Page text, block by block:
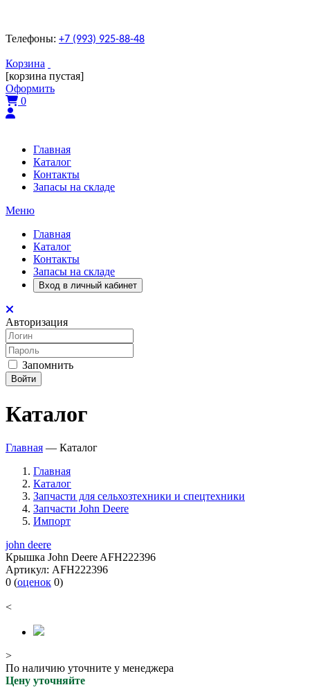
Телефоны: +7 (993) 925-88-48
Корзина
[корзина пустая]
Оформить
0
Главная
Каталог
Контакты
Запасы на складе
Меню
Главная
Каталог
Контакты
Запасы на складе
Вход в личный кабинет
Авторизация
Запомнить
Войти
Каталог
Главная — Каталог
Главная
Каталог
Запчасти для сельхозтехники и спецтехники
Запчасти John Deere
Импорт
john deere
Крышка John Deere AFH222396
Артикул: AFH222396
0 (оценок 0)
<
>
По наличию уточните у менеджера
Цену уточняйте